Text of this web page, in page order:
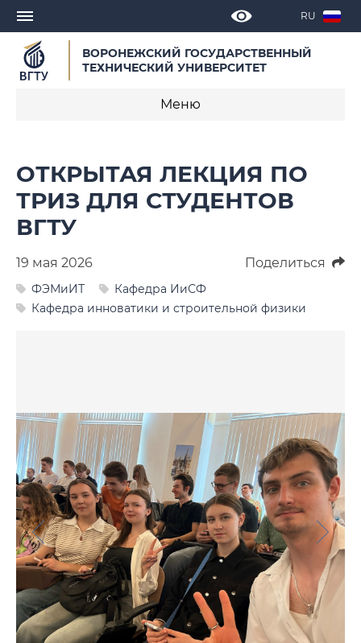
RU
ВОРОНЕЖСКИЙ ГОСУДАРСТВЕННЫЙ
ТЕХНИЧЕСКИЙ УНИВЕРСИТЕТ
Меню
СМИ о нас
Выступления, доклады, интервью
Календарь мероприятий
Анкеты и опросы
Контакты для СМИ
ОТКРЫТАЯ ЛЕКЦИЯ ПО
ТРИЗ ДЛЯ СТУДЕНТОВ
ВГТУ
19 мая 2026 Поделиться
ФЭМиИТ
Кафедра ИиСФ
Кафедра инноватики и строительной физики